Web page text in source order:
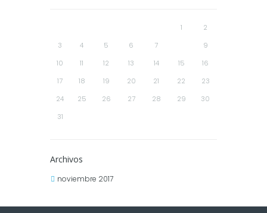
1
2
3
4 5 6 7
9
10
11 12 13 14 15
16
17
18 19 20 21 22
23
24
25 26 27 28 29
30
31
Archivos
noviembre 2017